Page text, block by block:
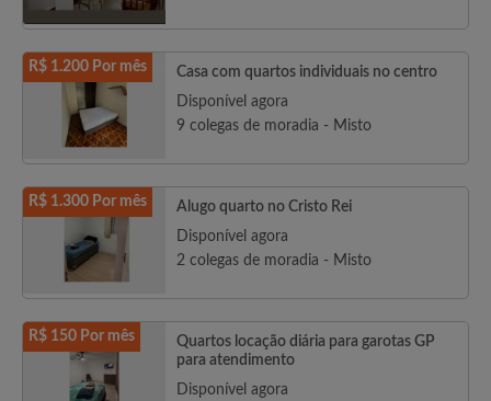
R$ 1.200 Por mês
Casa com quartos individuais no centro
Disponível agora
9 colegas de moradia - Misto
R$ 1.300 Por mês
Alugo quarto no Cristo Rei
Disponível agora
2 colegas de moradia - Misto
R$ 150 Por mês
Quartos locação diária para garotas GP
para atendimento
Disponível agora